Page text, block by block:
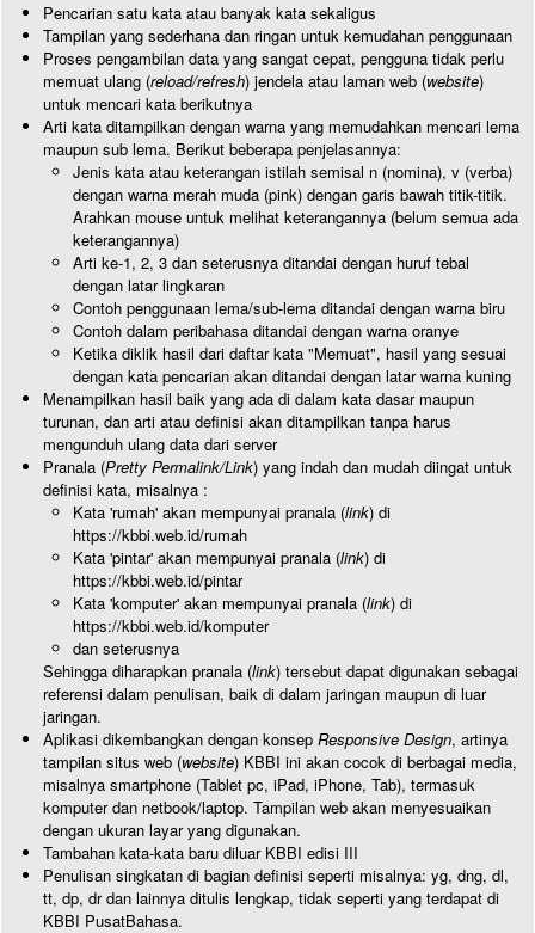
Pencarian satu kata atau banyak kata sekaligus
Tampilan yang sederhana dan ringan untuk kemudahan penggunaan
Proses pengambilan data yang sangat cepat, pengguna tidak perlu
memuat ulang (reload/refresh) jendela atau laman web (website)
untuk mencari kata berikutnya
Arti kata ditampilkan dengan warna yang memudahkan mencari lema
maupun sub lema. Berikut beberapa penjelasannya:
Jenis kata atau keterangan istilah semisal n (nomina), v (verba)
dengan warna merah muda (pink) dengan garis bawah titik-titik.
Arahkan mouse untuk melihat keterangannya (belum semua ada
keterangannya)
Arti ke-1, 2, 3 dan seterusnya ditandai dengan huruf tebal
dengan latar lingkaran
Contoh penggunaan lema/sub-lema ditandai dengan warna biru
Contoh dalam peribahasa ditandai dengan warna oranye
Ketika diklik hasil dari daftar kata "Memuat", hasil yang sesuai
dengan kata pencarian akan ditandai dengan latar warna kuning
Menampilkan hasil baik yang ada di dalam kata dasar maupun
turunan, dan arti atau definisi akan ditampilkan tanpa harus
mengunduh ulang data dari server
Pranala (Pretty Permalink/Link) yang indah dan mudah diingat untuk
definisi kata, misalnya :
Kata 'rumah' akan mempunyai pranala (link) di
https://kbbi.web.id/rumah
Kata 'pintar' akan mempunyai pranala (link) di
https://kbbi.web.id/pintar
Kata 'komputer' akan mempunyai pranala (link) di
https://kbbi.web.id/komputer
dan seterusnya
Sehingga diharapkan pranala (link) tersebut dapat digunakan sebagai
referensi dalam penulisan, baik di dalam jaringan maupun di luar
jaringan.
Aplikasi dikembangkan dengan konsep Responsive Design, artinya
tampilan situs web (website) KBBI ini akan cocok di berbagai media,
misalnya smartphone (Tablet pc, iPad, iPhone, Tab), termasuk
komputer dan netbook/laptop. Tampilan web akan menyesuaikan
dengan ukuran layar yang digunakan.
Tambahan kata-kata baru diluar KBBI edisi III
Penulisan singkatan di bagian definisi seperti misalnya: yg, dng, dl,
tt, dp, dr dan lainnya ditulis lengkap, tidak seperti yang terdapat di
KBBI PusatBahasa.